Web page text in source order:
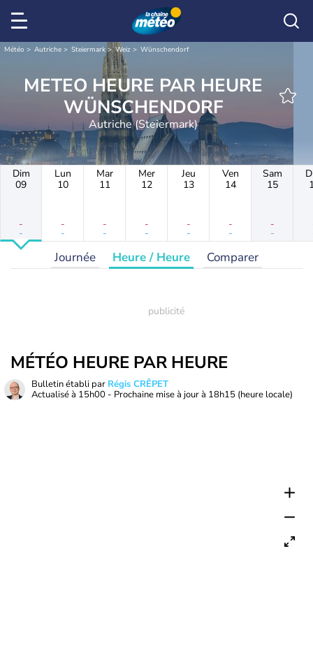
Météo Autriche Steiermark Weiz Wünschendorf
METEO HEURE PAR HEURE
WÜNSCHENDORF
Autriche (Steiermark)
Dim
09
-
-
Lun
10
-
-
Mar
11
-
-
Mer
12
-
-
Jeu
13
-
-
Ven
14
-
-
Sam
15
-
-
Journée Heure / Heure Comparer
MÉTÉO HEURE PAR HEURE
Bulletin établi par Régis CRÊPET
Actualisé à 15h00 - Prochaine mise à jour à 18h15 (heure locale)